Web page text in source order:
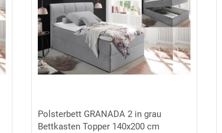
Polsterbett GRANADA 2 in grau
Bettkasten Topper 140x200 cm